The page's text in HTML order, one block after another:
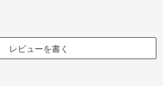
レビューを書く